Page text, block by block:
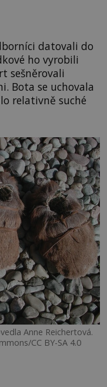
datovali do
ho vyrobili
sešněrovali
Bota se uchovala
relativně suché
Anne Reichertová.
CC BY-SA 4.0